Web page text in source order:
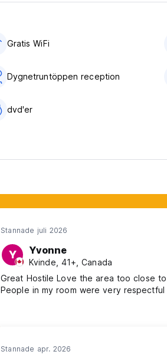
Gratis WiFi
Dygnetruntöppen reception
dvd'er
Stannade juli 2026
Y Yvonne
Kvinde, 41+, Canada
Great Hostile Love the area too close
People in my room were very
Stannade apr. 2026